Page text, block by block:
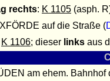
rechts: K 1105 (asph.
auf die Straße (
K 1106; dieser links aus
am ehem.